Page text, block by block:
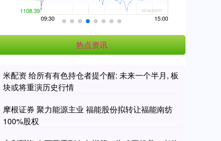
热点资讯
米配资 给所有有色持仓者提个醒: 未来一个半月, 板
块或将重演历史行情
摩根证券 聚力能源主业 福能股份拟转让福能南纺
100%股权